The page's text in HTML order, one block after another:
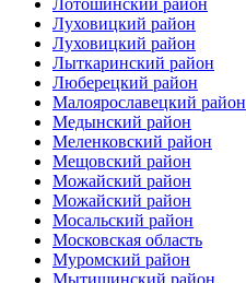
Луховицкий район
Луховицкий район
Лыткаринский район
Люберецкий район
Малоярославецкий район
Медынский район
Меленковский район
Мещовский район
Можайский район
Можайский район
Мосальский район
Московская область
Муромский район
Мытищинский район